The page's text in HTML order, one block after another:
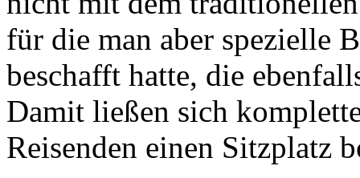
für die man aber spezielle
beschafft hatte, die
Damit ließen sich
Reisenden einen Sitzplatz